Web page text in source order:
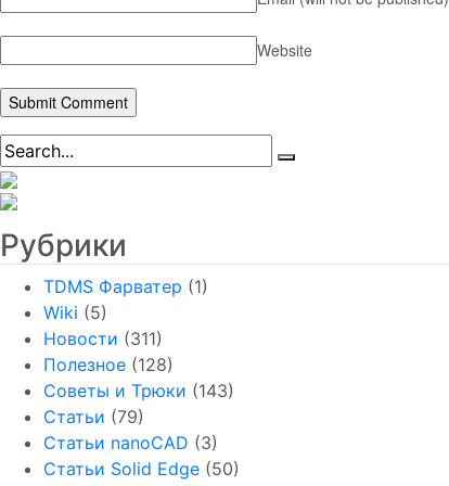
Website
Рубрики
TDMS Фарватер (1)
Wiki (5)
Новости (311)
Полезное (128)
Советы и Трюки (143)
Статьи (79)
Статьи nanoCAD (3)
Статьи Solid Edge (50)